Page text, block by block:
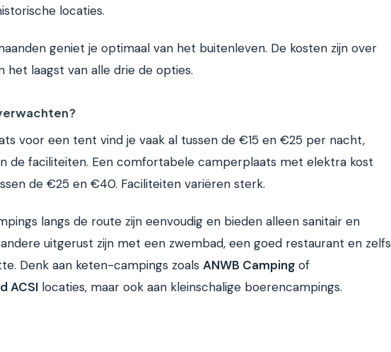
locaties.
geniet je optimaal van het buitenleven. De kosten zijn over
het laagst van alle drie de opties.
voor een tent vind je vaak al tussen de €15 en €25 per nacht,
de faciliteiten. Een comfortabele camperplaats met elektra kost
de €25 en €40. Faciliteiten variëren sterk.
langs de route zijn eenvoudig en bieden alleen sanitair en
uitgerust zijn met een zwembad, een goed restaurant en zelfs
Denk aan keten-campings zoals ANWB Camping of
ACSI locaties, maar ook aan kleinschalige boerencampings.